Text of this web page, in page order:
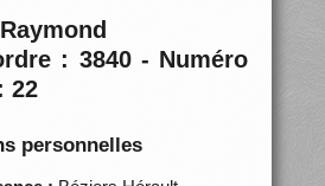
: 3840 - Numéro
22
personnelles